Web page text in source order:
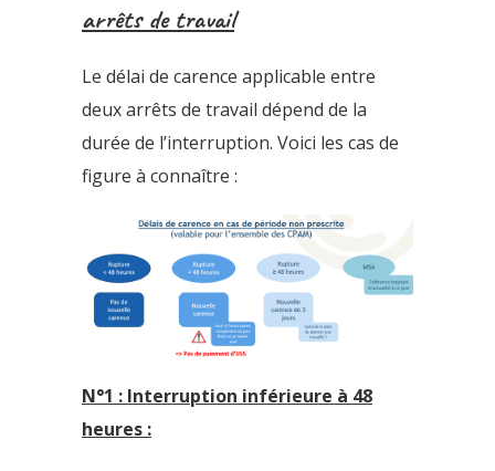
arrêts de travail
Le délai de carence applicable entre
deux arrêts de travail dépend de la
durée de l’interruption. Voici les cas de
figure à connaître :
N°1 : Interruption inférieure à 48
heures :